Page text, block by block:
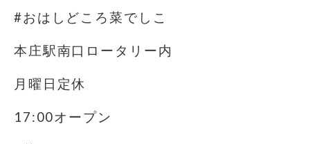
#おはしどころ菜でしこ
本庄駅南口ロータリー内
月曜日定休
17:00オープン